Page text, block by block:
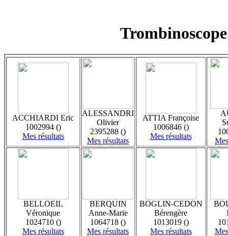
ACCHIARDI Eric
1002994 ()
Mes résultats
ALESSANDRI
Olivier
2395288 ()
Mes résultats
ATTIA Françoise
1006846 ()
Mes résultats
BELLOEIL
Véronique
1024710 ()
Mes résultats
BERQUIN
Anne-Marie
1064718 ()
Mes résultats
BOGLIN-CEDON
Bérengère
1013019 ()
Mes résultats